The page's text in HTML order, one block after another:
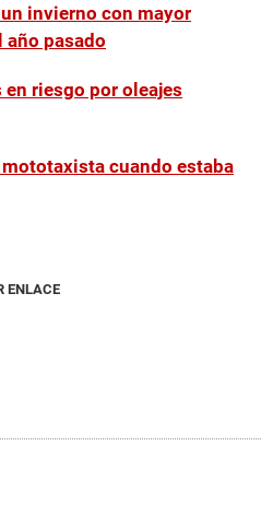
invierno con mayor
año pasado
riesgo por oleajes
cuando estaba
ENLACE